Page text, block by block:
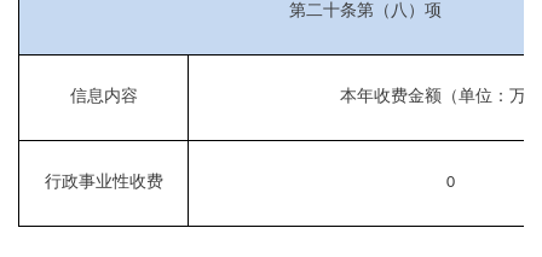
第二十条第（八）项
信息内容 本年收费金额（单位：万
行政事业性收费 0